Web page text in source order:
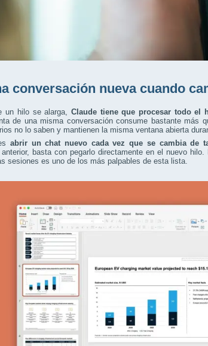
conversación nueva cuando
un hilo se alarga, Claude tiene que procesar todo el
de una misma conversación consume bastante más
no lo saben y mantienen la misma ventana abierta
abrir un chat nuevo cada vez que se cambia de
basta con pegarlo directamente en el nuevo
sesiones es uno de los más palpables de esta lista.